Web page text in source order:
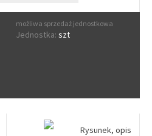
możliwa sprzedaż jednostkowa
Jednostka: szt
Rysunek, opis